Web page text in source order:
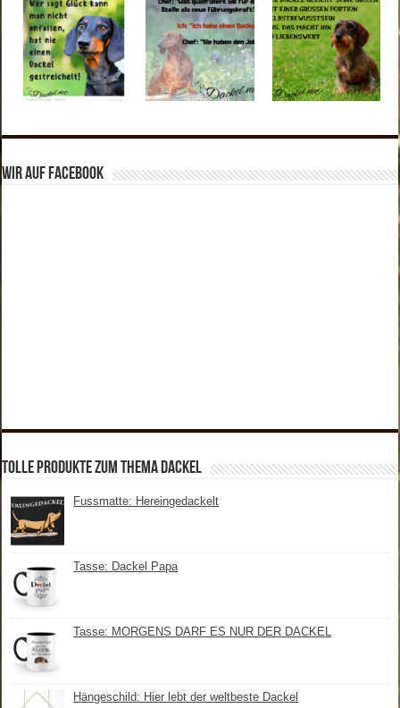
Wir auf Facebook
tolle Produkte zum Thema Dackel
Fussmatte: Hereingedackelt
Tasse: Dackel Papa
Tasse: MORGENS DARF ES NUR DER DACKEL
Hängeschild: Hier lebt der weltbeste Dackel